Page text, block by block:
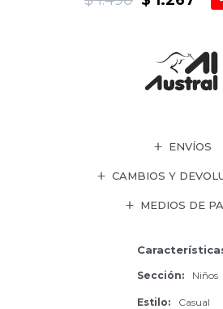
ENVÍOS
CAMBIOS Y
MEDIOS DE
Sección Niños
Estilo Casual